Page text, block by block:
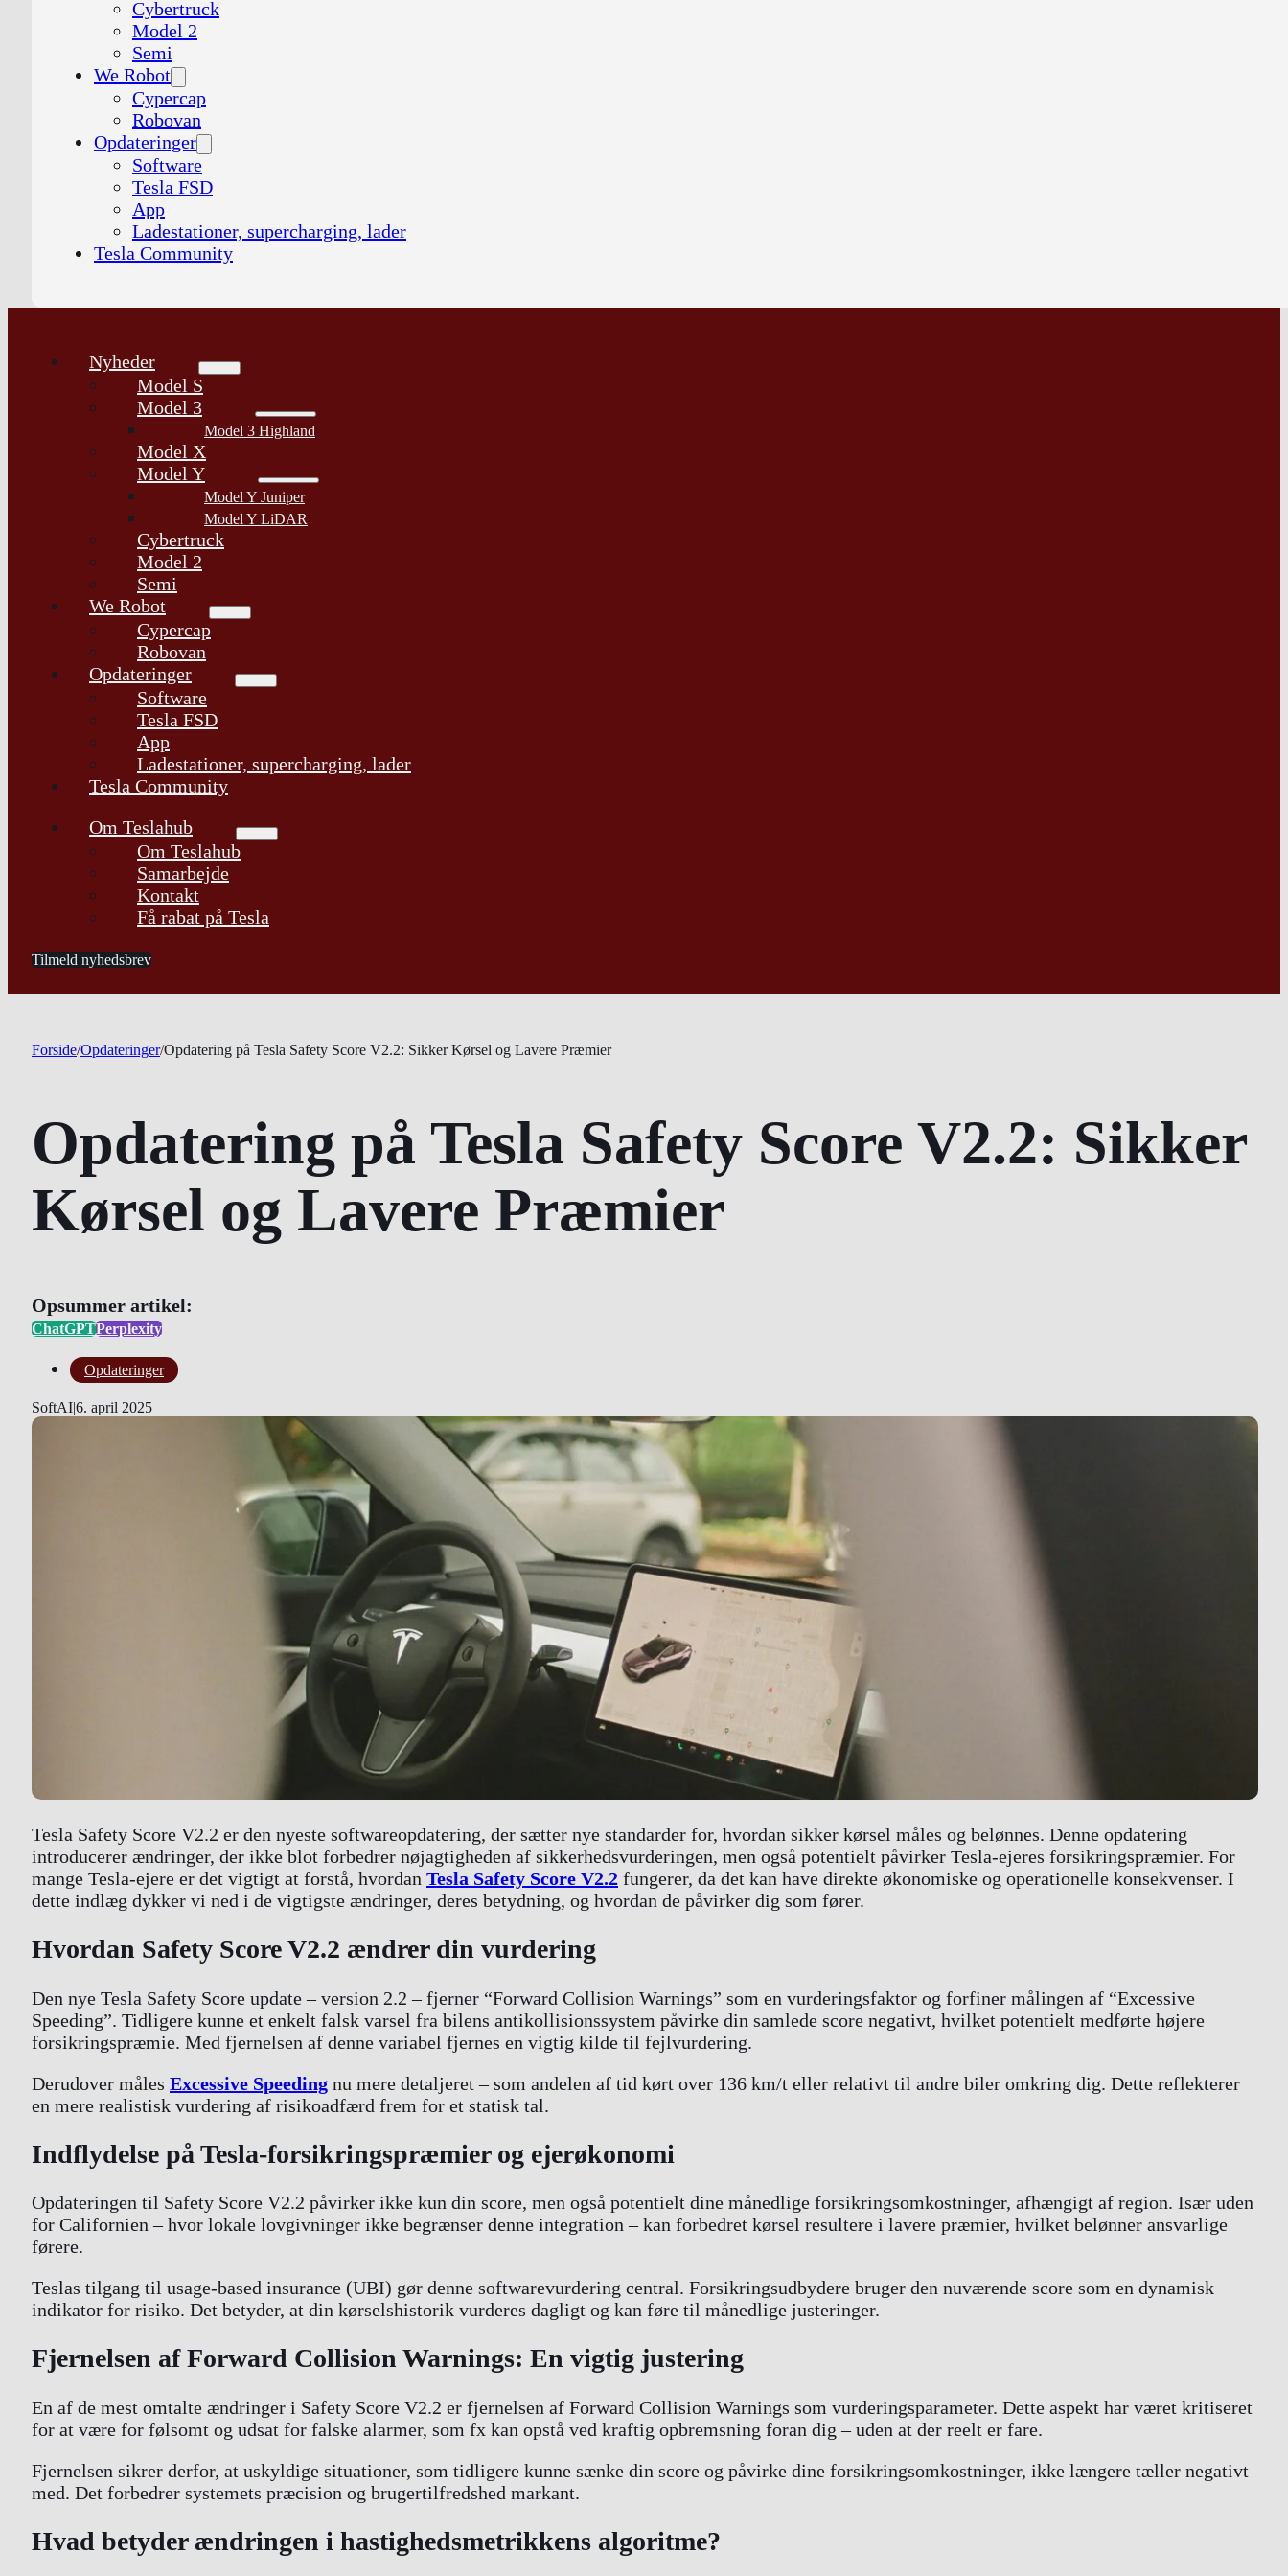
Cybertruck
Model 2
Semi
We Robot
Cypercap
Robovan
Opdateringer
Software
Tesla FSD
App
Ladestationer, supercharging, lader
Tesla Community
Nyheder
Model S
Model 3
Model 3 Highland
Model X
Model Y
Model Y Juniper
Model Y LiDAR
Cybertruck
Model 2
Semi
We Robot
Cypercap
Robovan
Opdateringer
Software
Tesla FSD
App
Ladestationer, supercharging, lader
Tesla Community
Om Teslahub
Om Teslahub
Samarbejde
Kontakt
Få rabat på Tesla
Tilmeld nyhedsbrev
Forside/Opdateringer/Opdatering på Tesla Safety Score V2.2: Sikker Kørsel og Lavere Præmier
Opdatering på Tesla Safety Score V2.2: Sikker
Kørsel og Lavere Præmier
Opsummer artikel:
ChatGPTPerplexity
Opdateringer
SoftAI|6. april 2025
Tesla Safety Score V2.2 er den nyeste softwareopdatering, der sætter nye standarder for, hvordan sikker kørsel måles og belønnes. Denne opdatering
introducerer ændringer, der ikke blot forbedrer nøjagtigheden af sikkerhedsvurderingen, men også potentielt påvirker Tesla-ejeres forsikringspræmier. For
mange Tesla-ejere er det vigtigt at forstå, hvordan Tesla Safety Score V2.2 fungerer, da det kan have direkte økonomiske og operationelle konsekvenser. I
dette indlæg dykker vi ned i de vigtigste ændringer, deres betydning, og hvordan de påvirker dig som fører.
Hvordan Safety Score V2.2 ændrer din vurdering
Den nye Tesla Safety Score update – version 2.2 – fjerner “Forward Collision Warnings” som en vurderingsfaktor og forfiner målingen af “Excessive
Speeding”. Tidligere kunne et enkelt falsk varsel fra bilens antikollisionssystem påvirke din samlede score negativt, hvilket potentielt medførte højere
forsikringspræmie. Med fjernelsen af denne variabel fjernes en vigtig kilde til fejlvurdering.
Derudover måles Excessive Speeding nu mere detaljeret – som andelen af tid kørt over 136 km/t eller relativt til andre biler omkring dig. Dette reflekterer
en mere realistisk vurdering af risikoadfærd frem for et statisk tal.
Indflydelse på Tesla-forsikringspræmier og ejerøkonomi
Opdateringen til Safety Score V2.2 påvirker ikke kun din score, men også potentielt dine månedlige forsikringsomkostninger, afhængigt af region. Især uden
for Californien – hvor lokale lovgivninger ikke begrænser denne integration – kan forbedret kørsel resultere i lavere præmier, hvilket belønner ansvarlige
førere.
Teslas tilgang til usage-based insurance (UBI) gør denne softwarevurdering central. Forsikringsudbydere bruger den nuværende score som en dynamisk
indikator for risiko. Det betyder, at din kørselshistorik vurderes dagligt og kan føre til månedlige justeringer.
Fjernelsen af Forward Collision Warnings: En vigtig justering
En af de mest omtalte ændringer i Safety Score V2.2 er fjernelsen af Forward Collision Warnings som vurderingsparameter. Dette aspekt har været kritiseret
for at være for følsomt og udsat for falske alarmer, som fx kan opstå ved kraftig opbremsning foran dig – uden at der reelt er fare.
Fjernelsen sikrer derfor, at uskyldige situationer, som tidligere kunne sænke din score og påvirke dine forsikringsomkostninger, ikke længere tæller negativt
med. Det forbedrer systemets præcision og brugertilfredshed markant.
Hvad betyder ændringen i hastighedsmetrikkens algoritme?